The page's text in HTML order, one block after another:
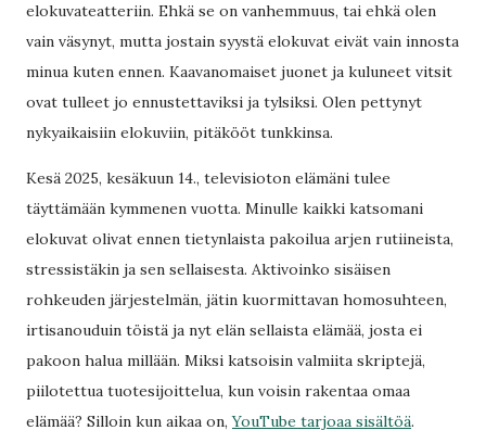
elokuvateatteriin. Ehkä se on vanhemmuus, tai ehkä olen
vain väsynyt, mutta jostain syystä elokuvat eivät vain innosta
minua kuten ennen. Kaavanomaiset juonet ja kuluneet vitsit
ovat tulleet jo ennustettaviksi ja tylsiksi. Olen pettynyt
nykyaikaisiin elokuviin, pitäkööt tunkkinsa.
Kesä 2025, kesäkuun 14., televisioton elämäni tulee
täyttämään kymmenen vuotta. Minulle kaikki katsomani
elokuvat olivat ennen tietynlaista pakoilua arjen rutiineista,
stressistäkin ja sen sellaisesta. Aktivoinko sisäisen
rohkeuden järjestelmän, jätin kuormittavan homosuhteen,
irtisanouduin töistä ja nyt elän sellaista elämää, josta ei
pakoon halua millään. Miksi katsoisin valmiita skriptejä,
piilotettua tuotesijoittelua, kun voisin rakentaa omaa
elämää? Silloin kun aikaa on,YouTube tarjoaa sisältöä.